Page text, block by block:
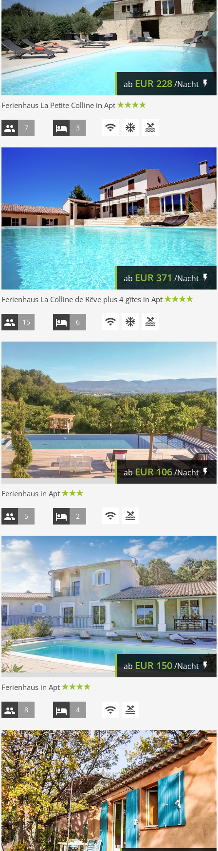
ab EUR 228/Nacht
Ferienhaus La Petite Colline in Apt
7 3
ab EUR371 /Nacht
Ferienhaus La Colline de Rêve plus 4 gîtes in Apt
15 6
abEUR106/Nacht
Ferienhaus in Apt
5 2
abEUR 150/Nacht
Ferienhaus in Apt
8 4